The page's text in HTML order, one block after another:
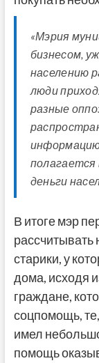
«Мэрия
бизнесом,
населению
люди
разные
деньги
В итоге мэр
старики, у
дома, исходя
граждане,
соцпомощь,
имел
помощь